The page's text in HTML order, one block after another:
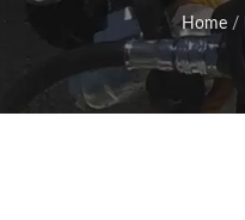
Home /